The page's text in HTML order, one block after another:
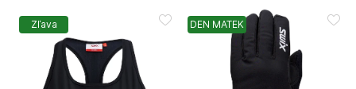
Zľava DEN MATEK